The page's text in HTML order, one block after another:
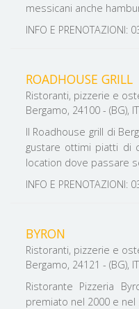
messicani anche
INFO E PRENOTAZIONI:
ROADHOUSE GRILL
Ristoranti, pizzerie e osterie - Roggia
Bergamo, 24100 - (BG), IT
Il Roadhouse grill di
gustare ottimi piatti di
location dove passare
INFO E PRENOTAZIONI:
BYRON
Ristoranti, pizzerie e osterie - Via Palma il
Bergamo, 24121 - (BG), IT
Ristorante Pizzeria
premiato nel 2000 e